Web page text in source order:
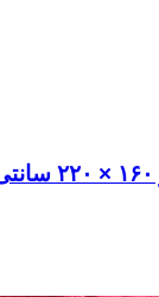
پتو برتر گلبافت مدل برجسته گلدار سایز ۱۶۰